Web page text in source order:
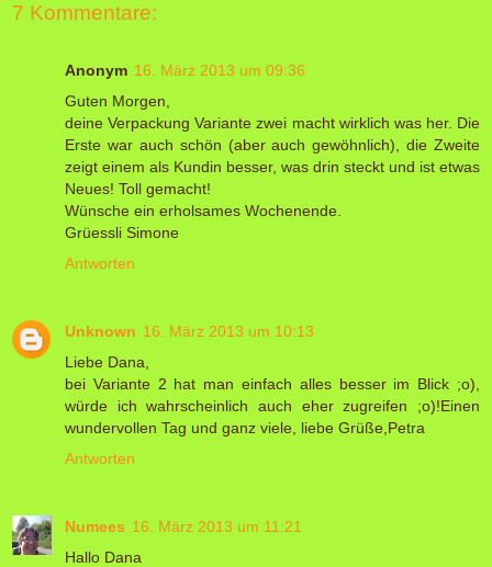
7 Kommentare:
Anonym 16. März 2013 um 09:36
Guten Morgen,
deine Verpackung Variante zwei macht wirklich was her. Die
Erste war auch schön (aber auch gewöhnlich), die Zweite
zeigt einem als Kundin besser, was drin steckt und ist etwas
Neues! Toll gemacht!
Wünsche ein erholsames Wochenende.
Grüessli Simone
Antworten
Unknown 16. März 2013 um 10:13
Liebe Dana,
bei Variante 2 hat man einfach alles besser im Blick ;o),
würde ich wahrscheinlich auch eher zugreifen ;o)!Einen
wundervollen Tag und ganz viele, liebe Grüße,Petra
Antworten
Numees 16. März 2013 um 11:21
Hallo Dana